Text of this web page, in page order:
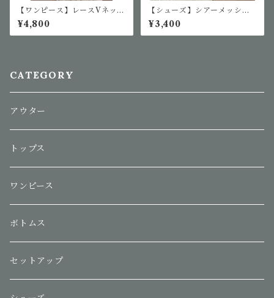
【ワンピース】レースVネック
ワンピース
¥4,800
【シューズ】シアーメッシュ
フラットジェリーシューズ
¥3,400
CATEGORY
アウター
トップス
ワンピース
ボトムス
セットアップ